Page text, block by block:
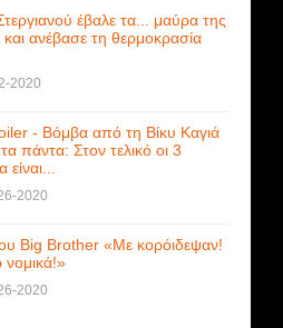
έβαλε τα... μαύρα της
ανέβασε τη θερμοκρασία
2020
- Βόμβα από τη Βίκυ Καγιά
πάντα: Στον τελικό οι 3
είναι...
2020
Big Brother «Με κορόιδεψαν!
2020